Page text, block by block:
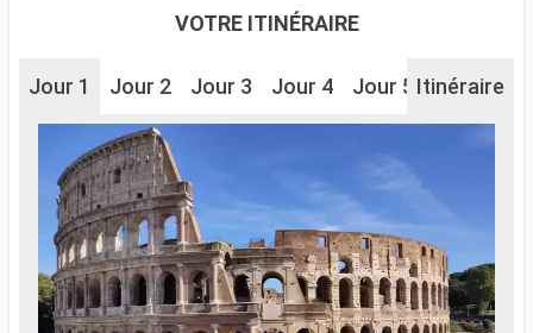
VOTRE ITINÉRAIRE
Jour 1 Jour 2 Jour 3 Jour 4 Jour 5 Jour 6
Itinéraire